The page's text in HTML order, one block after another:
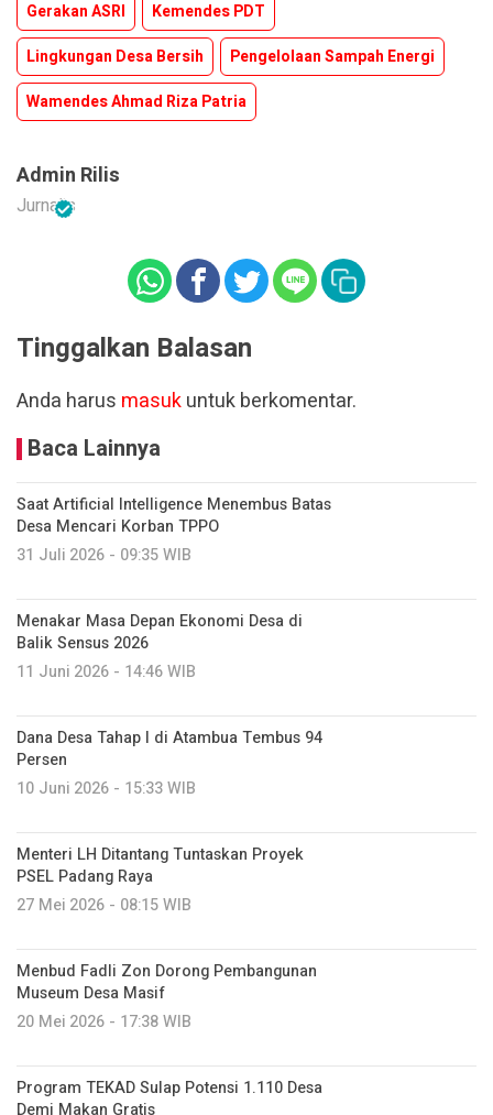
Gerakan ASRI
Kemendes PDT
Lingkungan Desa Bersih
Pengelolaan Sampah Energi
Wamendes Ahmad Riza Patria
Admin Rilis
Jurnalis
Tinggalkan Balasan
Anda harus masukuntuk berkomentar.
Baca Lainnya
Saat Artificial Intelligence Menembus Batas
Desa Mencari Korban TPPO
31 Juli 2026 - 09:35 WIB
Menakar Masa Depan Ekonomi Desa di
Balik Sensus 2026
11 Juni 2026 - 14:46 WIB
Dana Desa Tahap I di Atambua Tembus 94
Persen
10 Juni 2026 - 15:33 WIB
Menteri LH Ditantang Tuntaskan Proyek
PSEL Padang Raya
27 Mei 2026 - 08:15 WIB
Menbud Fadli Zon Dorong Pembangunan
Museum Desa Masif
20 Mei 2026 - 17:38 WIB
Program TEKAD Sulap Potensi 1.110 Desa
Demi Makan Gratis